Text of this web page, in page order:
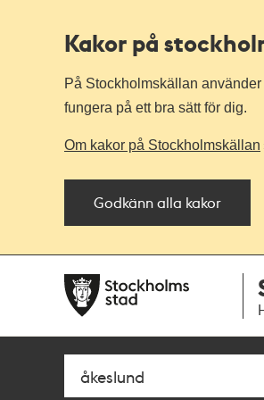
Kakor på
På Stockholmskällan
fungera på ett bra sätt för dig.
Om kakor på Stockholmskällan
Godkänn alla kakor
navigationen
huvudinnehållet
SökFritextsök